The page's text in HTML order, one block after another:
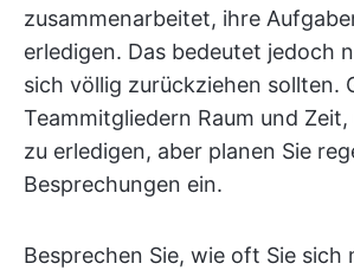
zusammenarbeitet, ihre
erledigen. Das bedeutet jedoch
sich völlig zurückziehen sollten.
Teammitgliedern Raum und
zu erledigen, aber planen Sie
Besprechungen ein.
Besprechen Sie, wie oft Sie sich